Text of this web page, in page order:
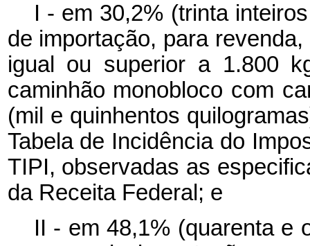
I - em 30,2% (trinta
de importação, para
igual ou superior a 1.800
caminhão monobloco com
(mil e quinhentos
Tabela de Incidência do
TIPI, observadas as
da Receita Federal; e
II - em 48,1% (quarenta e